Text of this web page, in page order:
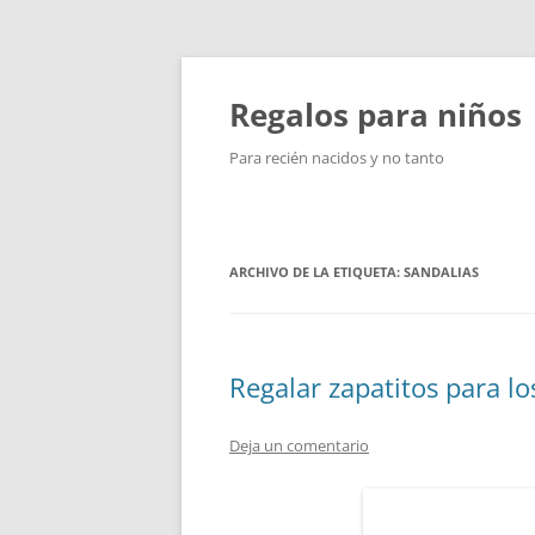
Saltar
contenido
Regalos para niños
Para recién nacidos y no tanto
ARCHIVO DE LA ETIQUETA: SANDALIAS
Regalar zapatitos para
Deja un comentario